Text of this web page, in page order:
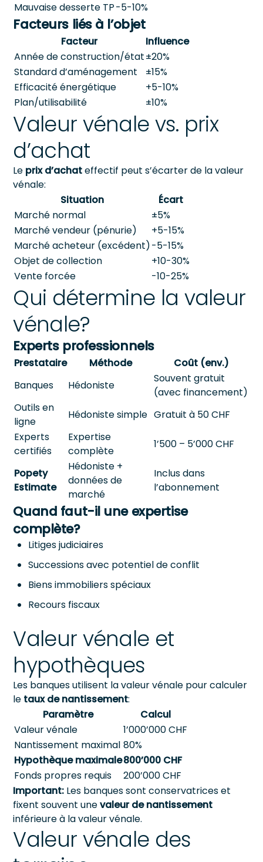
Mauvaise desserte TP-5-10%
Facteurs liés à l’objet
Facteur
Influence
Année de construction/état±20%
Standard d’aménagement
±15%
Efficacité énergétique
+5-10%
Plan/utilisabilité
±10%
Valeur vénale vs. prix
d’achat
Le prix d’achateffectif peut s’écarter de la valeur
vénale:
Situation
Écart
Marché normal
±5%
Marché vendeur (pénurie)
+5-15%
Marché acheteur (excédent)-5-15%
Objet de collection
+10-30%
Vente forcée
-10-25%
Qui détermine la valeur
vénale?
Experts professionnels
Prestataire Méthode
Coût (env.)
Banques
Hédoniste
Souvent gratuit
(avec financement)
Outils en
ligne
Hédoniste simple Gratuit à 50 CHF
Experts
certifiés
Expertise
complète
1’500 – 5’000 CHF
Popety
Estimate
Hédoniste +
données de
marché
Inclus dans
l’abonnement
Quand faut-il une expertise
complète?
Litiges judiciaires
Successions avec potentiel de conflit
Biens immobiliers spéciaux
Recours fiscaux
Valeur vénale et
hypothèques
Les banques utilisent la valeur vénale pour calculer
le taux de nantissement:
Paramètre
Calcul
Valeur vénale
1’000’000 CHF
Nantissement maximal 80%
Hypothèque maximale800’000 CHF
Fonds propres requis
200’000 CHF
Important: Les banques sont conservatrices et
fixent souvent unevaleur de nantissement
inférieure à la valeur vénale.
Valeur vénale des